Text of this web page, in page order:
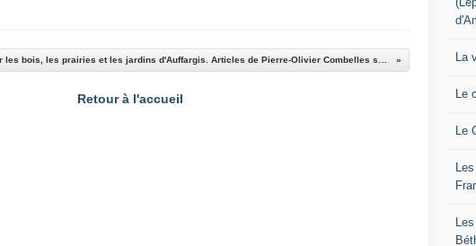
Retour à l'accueil
La
Le
Le